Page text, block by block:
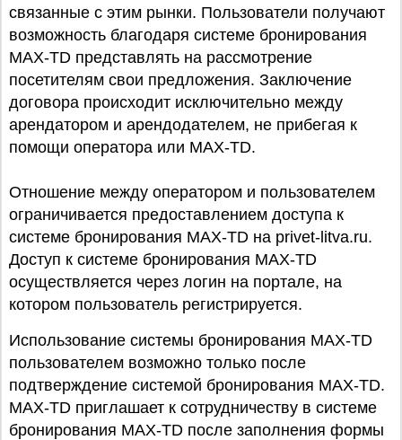
связанные с этим рынки. Пользователи получают
возможность благодаря системе бронирования
MAX-TD представлять на рассмотрение
посетителям свои предложения. Заключение
договора происходит исключительно между
арендатором и арендодателем, не прибегая к
помощи оператора или MAX-TD.
Отношение между оператором и пользователем
ограничивается предоставлением доступа к
системе бронирования MAX-TD на privet-litva.ru.
Доступ к системе бронирования MAX-TD
осуществляется через логин на портале, на
котором пользователь регистрируется.
Использование системы бронирования MAX-TD
пользователем возможно только после
подтверждение системой бронирования MAX-TD.
MAX-TD приглашает к сотрудничеству в системе
бронирования MAX-TD после заполнения формы